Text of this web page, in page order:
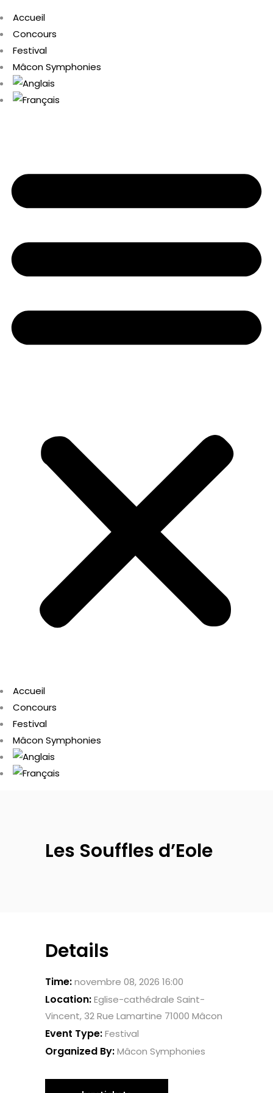
Accueil
Concours
Festival
Mâcon Symphonies
Accueil
Concours
Festival
Mâcon Symphonies
Les Souffles d’Eole
Details
Time:novembre 08, 2026 16:00
Location:Eglise-cathédrale Saint-
Vincent, 32 Rue Lamartine 71000 Mâcon
Event Type:Festival
Organized By:Mâcon Symphonies